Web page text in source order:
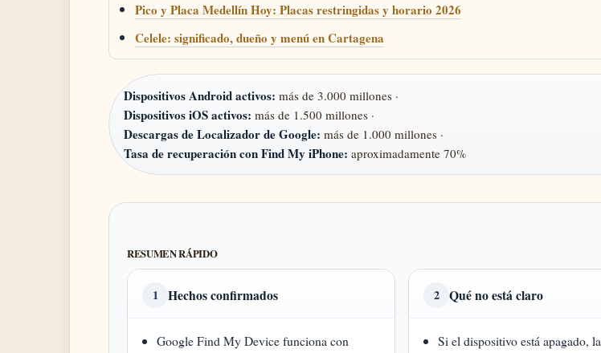
Pico y Placa Medellín Hoy: Placas restringidas y horario 2026
Celele: significado, dueño y menú en Cartagena
Dispositivos Android activos: más de 3.000 millones ·
Dispositivos iOS activos: más de 1.500 millones ·
Descargas de Localizador de Google: más de 1.000 millones ·
Tasa de recuperación con Find My iPhone: aproximadamente 70%
RESUMEN RÁPIDO
1 Hechos confirmados
Google Find My Device funciona con
2 Qué no está claro
Si el dispositivo está apagado, la